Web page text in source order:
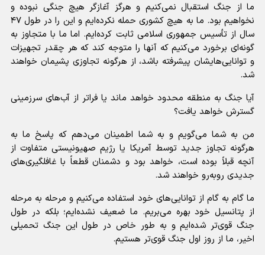
ما از جنگ استقبال نمی‌کنیم و هرگز آغازگر هیچ جنگی نبوده و
نخواهیم بود. ما به هیچ کشوری حمله نکرده‌ایم و این را در طول ۴۷
سال از تأسیس جمهوری اسلامی ثابت کرده‌ایم. اما ما با متجاوز به
گونه‌ای برخورد می‌کنیم که آنها را متوجه کند که هر چقدر تجهیزات
و توانایی‌هایشان پیشرفته باشد، از هرگونه تجاوزی پشیمان خواهند
شد.
آیا جنگ به منطقه محدود خواهد ماند یا فراتر از آب‌های سرزمینی
گسترش خواهد یافت؟
من به شما می‌گویم و به شما اطمینان می‌دهم که پاسخ ما به
هرگونه تجاوز جدید توسط آمریکا یا رژیم صهیونیستی متفاوت از
آنچه قبلاً بوده است، خواهد بود و دشمنان قطعاً با غافلگیری‌های
جدیدی رو‌به‌رو خواهند شد.
ما گام به گام از توانایی‌های خود استفاده می‌کنیم و مرحله به مرحله
از پتانسیل خود بهره می‌بریم. ما ضعیف نشده‌ایم؛ بلکه در طول
جنگ قوی‌تر شده‌ایم و به طور خاص در طول این جنگ تحمیلی
اخیر، ما از روز اول جنگ قوی‌تر هستیم.